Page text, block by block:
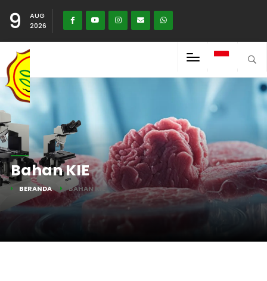
9
AUG
2026
Bahan KIE
BERANDA BAHAN KIE